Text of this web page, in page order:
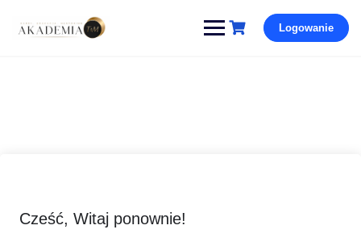
Logowanie
Cześć, Witaj ponownie!